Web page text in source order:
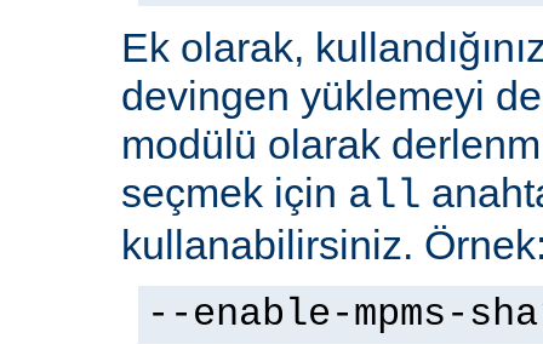
Ek olarak,
devingen yüklemeyi
modülü olarak
seçmek için all
kullanabilirsiniz.
--enable-mpms-